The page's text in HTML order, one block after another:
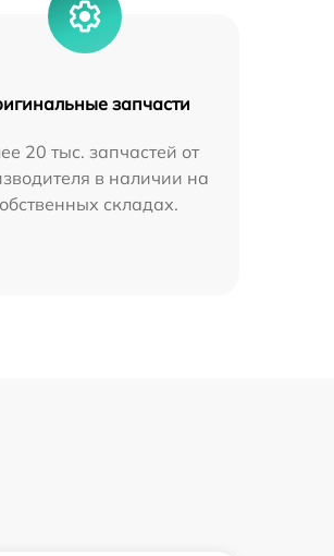
запчасти
20 тыс. запчастей от
в наличии на
складах.